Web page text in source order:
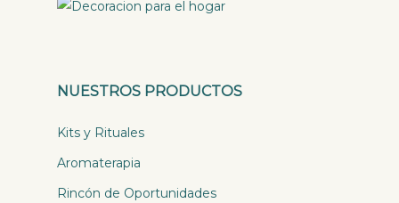
NUESTROS PRODUCTOS
Kits y Rituales
Aromaterapia
Rincón de Oportunidades